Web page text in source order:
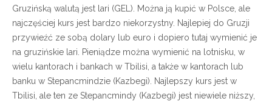
Gruzińską walutą jest lari (GEL). Można ją kupić w Polsce, ale
najczęściej kurs jest bardzo niekorzystny. Najlepiej do Gruzji
przywieźć ze sobą dolary lub euro i dopiero tutaj wymienić je
na gruzińskie lari. Pieniądze można wymienić na lotnisku, w
wielu kantorach i bankach w Tbilisi, a także w kantorach lub
banku w Stepancmindzie (Kazbegi). Najlepszy kurs jest w
Tbilisi, ale ten ze Stepancmindy (Kazbegi) jest niewiele niższy,